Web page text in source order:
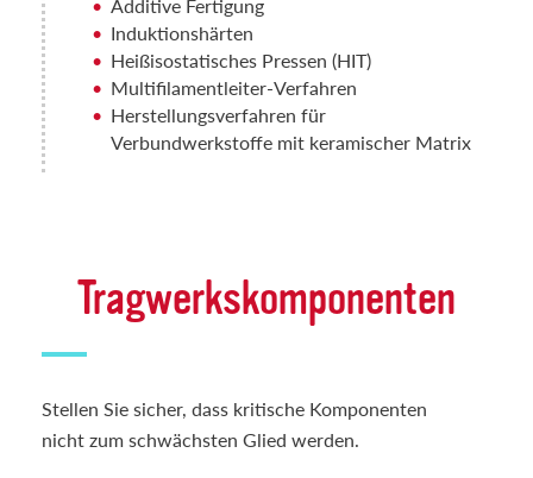
Additive Fertigung
Induktionshärten
Heißisostatisches Pressen (HIT)
Multifilamentleiter-Verfahren
Herstellungsverfahren für
Verbundwerkstoffe mit keramischer Matrix
Tragwerkskomponenten
Stellen Sie sicher, dass kritische Komponenten
nicht zum schwächsten Glied werden.